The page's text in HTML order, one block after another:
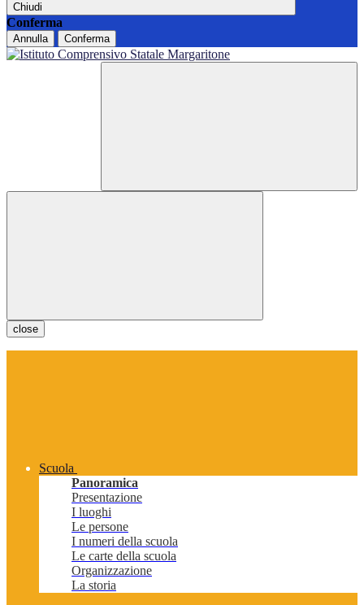
Chiudi
Conferma
Annulla Conferma
close
Scuola
Panoramica
Presentazione
I luoghi
Le persone
I numeri della scuola
Le carte della scuola
Organizzazione
La storia